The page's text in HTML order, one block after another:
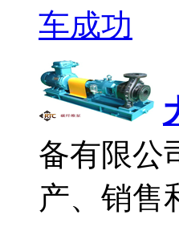
车成功
备有限公
产、销售